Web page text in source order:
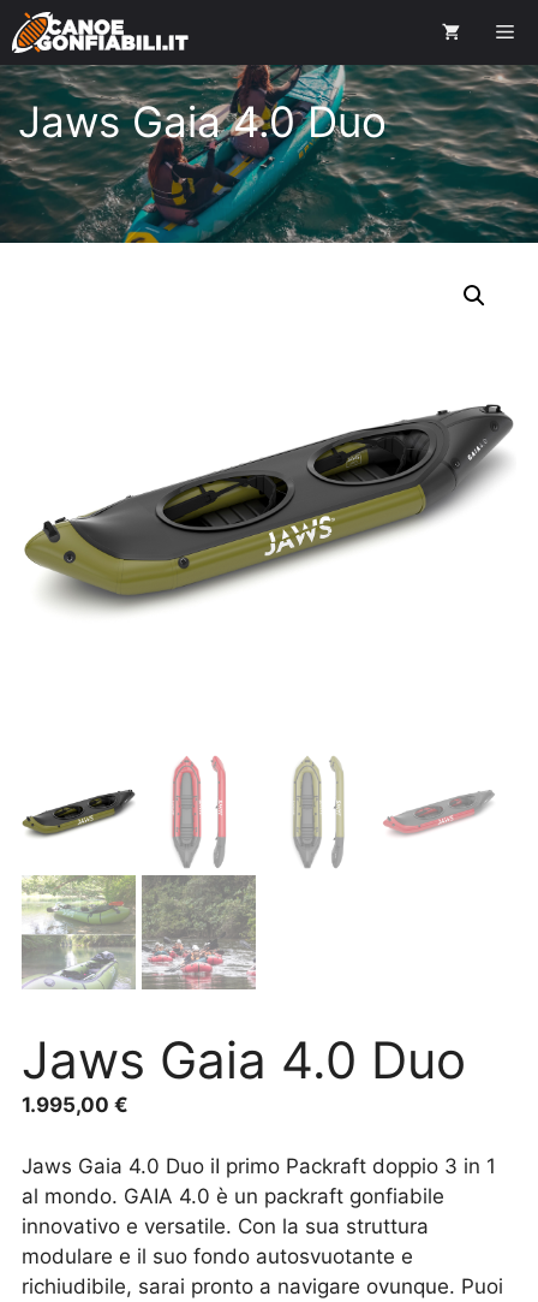
Jaws Gaia 4.0 Duo
Jaws Gaia 4.0 Duo
1.995,00 €
Jaws Gaia 4.0 Duo iI primo Packraft doppio 3 in 1
al mondo. GAIA 4.0 è un packraft gonfiabile
innovativo e versatile. Con la sua struttura
modulare e il suo fondo autosvuotante e
richiudibile, sarai pronto a navigare ovunque. Puoi